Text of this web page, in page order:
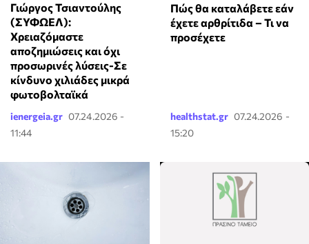
Γιώργος Τσιαντούλης
(ΣΥΦΩΕΛ):
Χρειαζόμαστε
αποζημιώσεις και όχι
προσωρινές λύσεις-Σε
κίνδυνο χιλιάδες μικρά
φωτοβολταϊκά
ienergeia.gr 07.24.2026 -
11:44
Πώς θα καταλάβετε εάν
έχετε αρθρίτιδα – Τι να
προσέχετε
healthstat.gr 07.24.2026 -
15:20